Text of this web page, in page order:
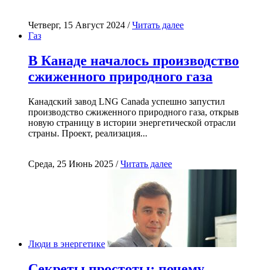
Четверг, 15 Август 2024 /Читать далее
Газ
В Канаде началось производство
сжиженного природного газа
Канадский завод LNG Canada успешно запустил
производство сжиженного природного газа, открыв
новую страницу в истории энергетической отрасли
страны. Проект, реализация...
Среда, 25 Июнь 2025 /Читать далее
Люди в энергетике